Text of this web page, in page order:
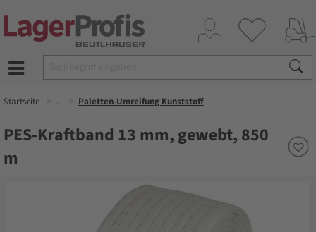
Startseite ... Paletten-Umreifung Kunststoff
PES-Kraftband 13 mm, gewebt, 850
m